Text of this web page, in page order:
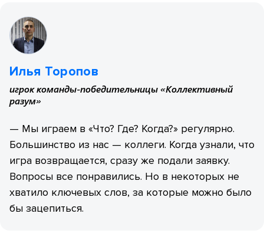
Илья Торопов
игрок команды-победительницы «Коллективный
разум»
— Мы играем в «Что? Где? Когда?» регулярно.
Большинство из нас — коллеги. Когда узнали, что
игра возвращается, сразу же подали заявку.
Вопросы все понравились. Но в некоторых не
хватило ключевых слов, за которые можно было
бы зацепиться.